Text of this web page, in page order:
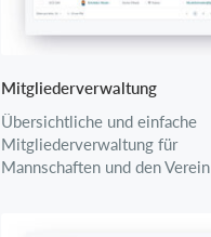
Mitgliederverwaltung
Übersichtliche und einfache
Mitgliederverwaltung für
Mannschaften und den Verein